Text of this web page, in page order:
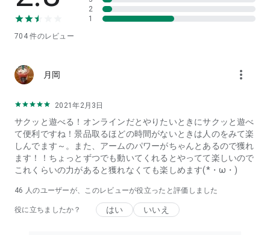
たい
・ゲームセンターにない珍しい商品が欲しい
びたい
・話題のクレーンゲームをアプリで無料体験してみたい
・リアルなUFOキャッチャーを操作できるクレーンゲームアプ
・アーケードで人気のクレーンゲームを練習したい
・SNSで話題のバラエティグッズ
・癒されること間違いなしのでかぬい
・超便利なおススメ家電
・各種ゲーム関連
・有名フィギュアを（おんくれ）（おしくれ）でGET！
・インテリアやキッチン用品などの生活雑貨
・食品や便利グッズなど季節のおススメ商品
704件のレビュー
2
1
月岡 more_vert
2021年2月3日
サクッと遊べる！オンラインだとやりたいときにサクッと遊べ
て便利ですね！景品取るほどの時間がないときは人のをみて楽
しんでます～。また、アームのパワーがちゃんとあるので獲れ
ます！！ちょっとずつでも動いてくれるとやってて楽しいので
これくらいの力があると獲れなくても楽しめます(*・ω・)
46 人のユーザーが、このレビューが役立ったと評価しました
役に立ちましたか？ はい いいえ